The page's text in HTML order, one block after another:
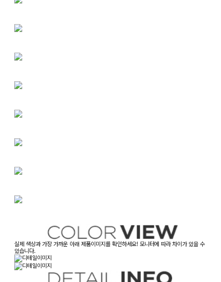
실제 색상과 가장 가까운 아래 제품이미지를 확인하세요! 모니터에 따라 차이가 있을 수
있습니다.